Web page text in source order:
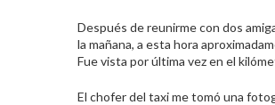
Después de reunirme con dos
la mañana, a esta hora
Fue vista por última vez en el
El chofer del taxi me tomó una